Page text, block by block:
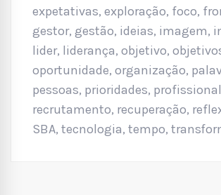
expetativas, exploração, foco,
gestor, gestão, ideias, imagem,
lider, liderança, objetivo,
oportunidade, organização,
pessoas, prioridades, profissional
recrutamento, recuperação,
SBA, tecnologia, tempo,